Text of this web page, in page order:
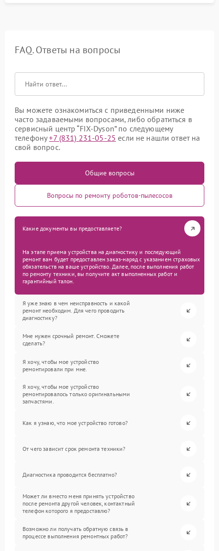
FAQ. Ответы на вопросы
Вы можете ознакомиться с приведенными ниже
часто задаваемыми вопросами, либо обратиться в
сервисный центр “FIX-Dyson” по следующему
телефону+7 (831) 231-05-25 если не нашли ответ на
свой вопрос.
Общие вопросы
Вопросы по ремонту роботов-пылесосов
Какие документы вы предоставляете?
На этапе приема устройства на диагностику и последующий
ремонт вам будет предоставлен заказ-наряд с указанием страховых
обязательств на ваше устройство. Далее, после выполнения работ
по ремонту техники, вы получите акт выполненных работ и
гарантийный талон.
Я уже знаю в чем неисправность и какой
ремонт необходим. Для чего проводить
диагностику?
Мне нужен срочный ремонт. Сможете
сделать?
Я хочу, чтобы мое устройство
ремонтировали при мне.
Я хочу, чтобы мое устройство
ремонтировалось только оригинальными
запчастями.
Как я узнаю, что мое устройство готово?
От чего зависит срок ремонта техники?
Диагностика проводится бесплатно?
Может ли вместо меня принять устройство
после ремонта другой человек, контактный
телефон которого я предоставлю?
Возможно ли получать обратную связь в
процессе выполнения ремонтных работ?